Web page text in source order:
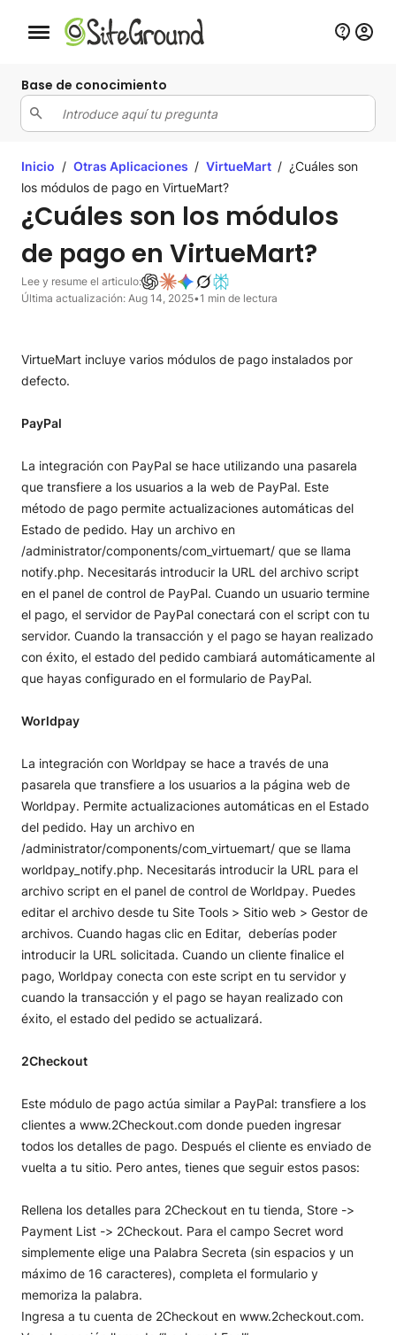
Botón de navegación móvil
Base de conocimiento
Inicio / Otras Aplicaciones / VirtueMart / ¿Cuáles son
los módulos de pago en VirtueMart?
¿Cuáles son los módulos
de pago en VirtueMart?
Lee y resume el articulo:
Última actualización: Aug 14, 2025•1 min de lectura
VirtueMart incluye varios módulos de pago instalados por
defecto.
PayPal
La integración con PayPal se hace utilizando una pasarela
que transfiere a los usuarios a la web de PayPal. Este
método de pago permite actualizaciones automáticas del
Estado de pedido. Hay un archivo en
/administrator/components/com_virtuemart/ que se llama
notify.php. Necesitarás introducir la URL del archivo script
en el panel de control de PayPal. Cuando un usuario termine
el pago, el servidor de PayPal conectará con el script con tu
servidor. Cuando la transacción y el pago se hayan realizado
con éxito, el estado del pedido cambiará automáticamente al
que hayas configurado en el formulario de PayPal.
Worldpay
La integración con Worldpay se hace a través de una
pasarela que transfiere a los usuarios a la página web de
Worldpay. Permite actualizaciones automáticas en el Estado
del pedido. Hay un archivo en
/administrator/components/com_virtuemart/ que se llama
worldpay_notify.php. Necesitarás introducir la URL para el
archivo script en el panel de control de Worldpay. Puedes
editar el archivo desde tu Site Tools > Sitio web > Gestor de
archivos. Cuando hagas clic en Editar, deberías poder
introducir la URL solicitada. Cuando un cliente finalice el
pago, Worldpay conecta con este script en tu servidor y
cuando la transacción y el pago se hayan realizado con
éxito, el estado del pedido se actualizará.
2Checkout
Este módulo de pago actúa similar a PayPal: transfiere a los
clientes a www.2Checkout.com donde pueden ingresar
todos los detalles de pago. Después el cliente es enviado de
vuelta a tu sitio. Pero antes, tienes que seguir estos pasos:
Rellena los detalles para 2Checkout en tu tienda, Store ->
Payment List -> 2Checkout. Para el campo Secret word
simplemente elige una Palabra Secreta (sin espacios y un
máximo de 16 caracteres), completa el formulario y
memoriza la palabra.
Ingresa a tu cuenta de 2Checkout en www.2checkout.com.